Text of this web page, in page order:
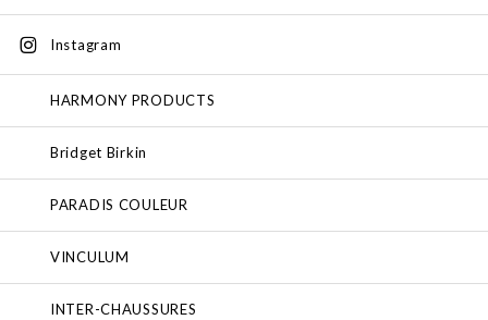
Instagram
HARMONY PRODUCTS
Bridget Birkin
PARADIS COULEUR
VINCULUM
INTER-CHAUSSURES